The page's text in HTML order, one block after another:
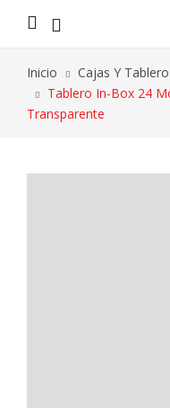
Inicio Cajas Y
Tablero In-Box 24
Transparente